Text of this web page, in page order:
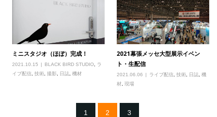
ミニスタジオ（ほぼ）完成！
2021.10.15 BLACK BIRD STUDIO,
ラ
イブ配信
技術, 撮影, 日誌 機材
2021幕張メッセ大型展示イベン
ト・生配信
2021.06.06 ライブ配信 ,技術 日誌 ,機
材 ,現場
1 2 3